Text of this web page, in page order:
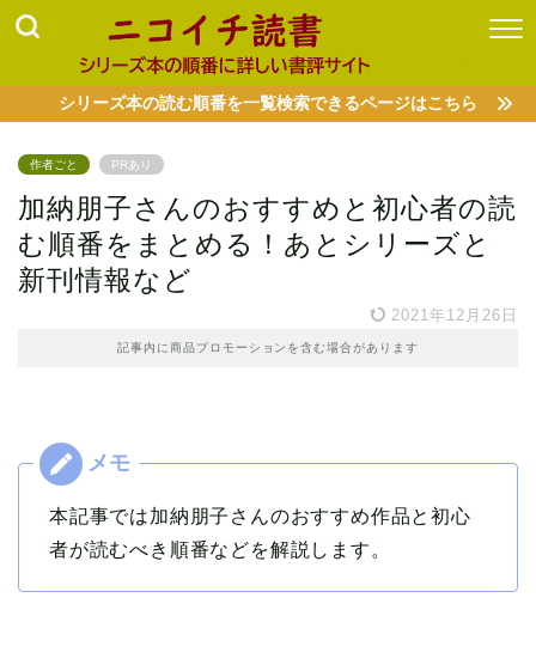
シリーズ本の読む順番を一覧検索できるページはこちら
作者ごと PRあり
加納朋子さんのおすすめと初心者の読
む順番をまとめる！あとシリーズと
新刊情報など
2021年12月26日
記事内に商品プロモーションを含む場合があります
本記事では加納朋子さんのおすすめ作品と初心
者が読むべき順番などを解説します。